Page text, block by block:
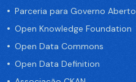
Parceria para Governo Aberto
Open Knowledge Foundation
Open Data Commons
Open Data Definition